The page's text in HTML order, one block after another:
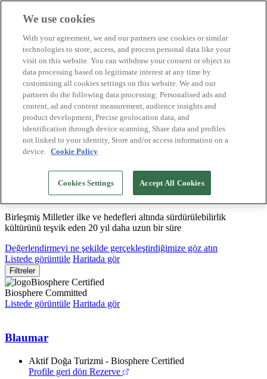
Biosphere Şirketlerini
Değerlendirmeyi nasıl yapıyoruz
Biz kimiz
TR
English
Español
Português
Français
Català
Deutsch
Sürdürülebilir modeller oluşturuyor ve iyi
uygulamaları tasdikliyoruz
Birleşmiş Milletler ilke ve hedefleri altında sürdürülebilirlik
kültürünü teşvik eden 20 yıl daha uzun bir süre
Değerlendirmeyi ne şekilde gerçekleştirdiğimize göz atın
Listede görüntüle Haritada gör
Filtreler
Biosphere Certified
Biosphere Committed
Listede görüntüle Haritada gör
Blaumar
Aktif Doğa Turizmi - Biosphere Certified
Profile geri dön Rezerve
We use cookies
With your agreement, we and our partners use cookies or similar
technologies to store, access, and process personal data like your
visit on this website. You can withdraw your consent or object to
data processing based on legitimate interest at any time by
customising all cookies settings on this website. We and our
partners do the following data processing: Personalised ads and
content, ad and content measurement, audience insights and
product development, Precise geolocation data, and
identification through device scanning, Share data and profiles
not linked to your identity, Store and/or access information on a
device. Cookie Policy
Cookies Settings Accept All Cookies